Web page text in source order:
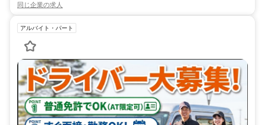
同じ企業の求人
アルバイト・パート